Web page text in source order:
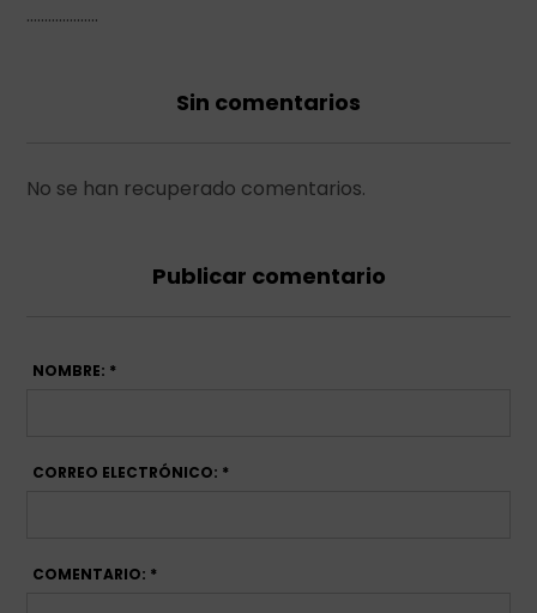
………………..
Sin comentarios
No se han recuperado comentarios.
Publicar comentario
NOMBRE: *
CORREO ELECTRÓNICO: *
COMENTARIO: *